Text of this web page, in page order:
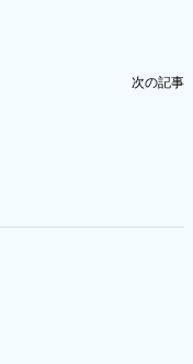
次の記事